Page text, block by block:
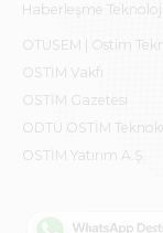
Haberleşme
OTÜSEM | Ostim
OSTİM Vakfı
OSTİM Gazetesi
ODTÜ OSTİM
OSTİM Yatırım A.Ş.